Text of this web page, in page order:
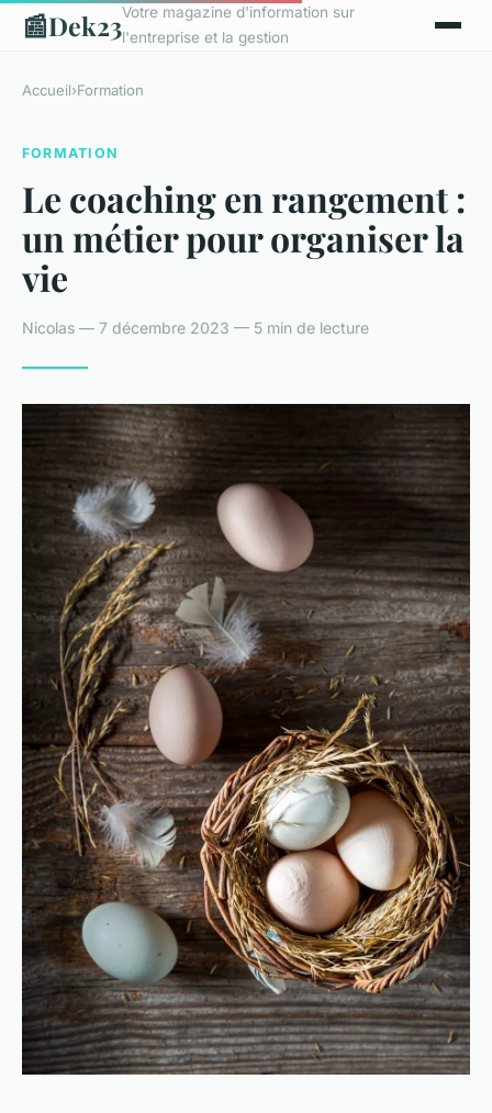
📰Dek23Votre magazine d'information sur
l'entreprise et la gestion
Accueil›Formation
FORMATION
Le coaching en rangement :
un métier pour organiser la
vie
Nicolas — 7 décembre 2023 — 5 min de lecture